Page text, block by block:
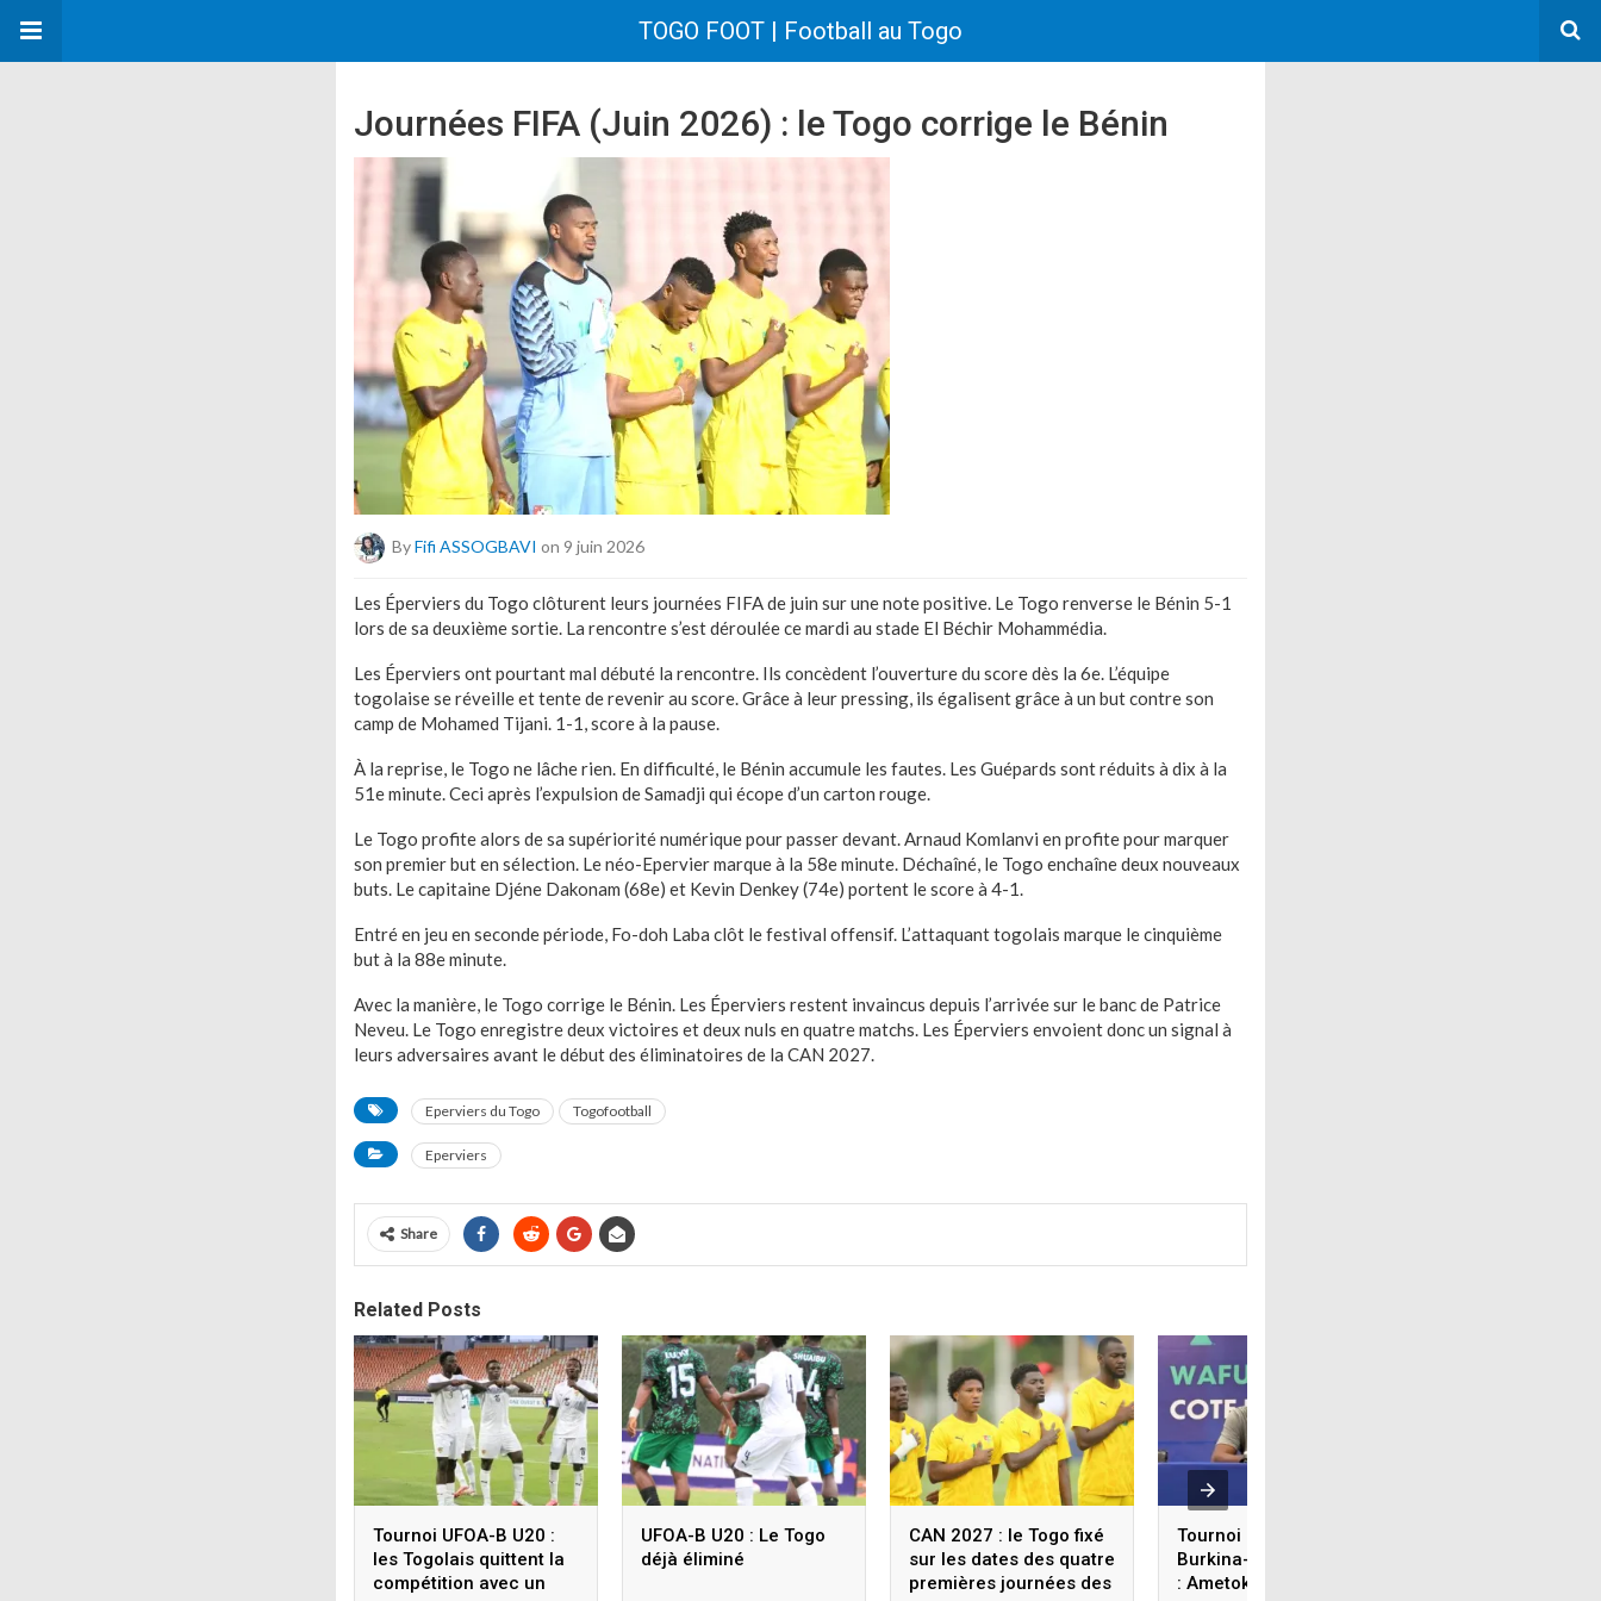
TOGO FOOT | Football au Togo
Journées FIFA (Juin 2026) : le Togo corrige le Bénin
ByFifi ASSOGBAVI on 9 juin 2026
Les Éperviers du Togo clôturent leurs journées FIFA de juin sur une note positive. Le Togo renverse le Bénin 5-1
lors de sa deuxième sortie. La rencontre s’est déroulée ce mardi au stade El Béchir Mohammédia.
Les Éperviers ont pourtant mal débuté la rencontre. Ils concèdent l’ouverture du score dès la 6e. L’équipe
togolaise se réveille et tente de revenir au score. Grâce à leur pressing, ils égalisent grâce à un but contre son
camp de Mohamed Tijani. 1-1, score à la pause.
À la reprise, le Togo ne lâche rien. En difficulté, le Bénin accumule les fautes. Les Guépards sont réduits à dix à la
51e minute. Ceci après l’expulsion de Samadji qui écope d’un carton rouge.
Le Togo profite alors de sa supériorité numérique pour passer devant. Arnaud Komlanvi en profite pour marquer
son premier but en sélection. Le néo-Epervier marque à la 58e minute. Déchaîné, le Togo enchaîne deux nouveaux
buts. Le capitaine Djéne Dakonam (68e) et Kevin Denkey (74e) portent le score à 4-1.
Entré en jeu en seconde période, Fo-doh Laba clôt le festival offensif. L’attaquant togolais marque le cinquième
but à la 88e minute.
Avec la manière, le Togo corrige le Bénin. Les Éperviers restent invaincus depuis l’arrivée sur le banc de Patrice
Neveu. Le Togo enregistre deux victoires et deux nuls en quatre matchs. Les Éperviers envoient donc un signal à
leurs adversaires avant le début des éliminatoires de la CAN 2027.
Eperviers du Togo Togofootball
Eperviers
Share
Related Posts
Tournoi UFOA-B U20 :
les Togolais quittent la
compétition avec un
UFOA-B U20 : Le Togo
déjà éliminé
CAN 2027 : le Togo fixé
sur les dates des quatre
premières journées des
Tournoi UFOA-B U20/
Burkina-Faso 3- 1 Togo
: Ametokodo Messan